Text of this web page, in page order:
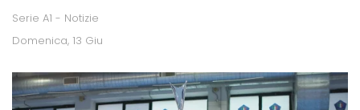
Serie A1 - Notizie
Domenica, 13 Giu